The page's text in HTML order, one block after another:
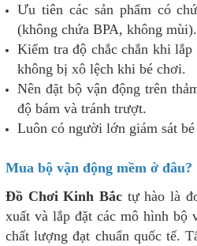
Ưu tiên các sản phẩm có
(không chứa BPA, không mùi).
Kiểm tra độ chắc chắn khi
không bị xô lệch khi bé chơi.
Nên đặt bộ vận động trên
độ bám và tránh trượt.
Luôn có người lớn giám sát
Mua bộ vận động mềm ở đâu?
Đồ Chơi Kinh Bắc tự hào là
xuất và lắp đặt các mô hình bộ
chất lượng đạt chuẩn quốc tế.